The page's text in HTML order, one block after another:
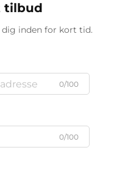
tilbud
inden for kort tid.
0/100
0/100